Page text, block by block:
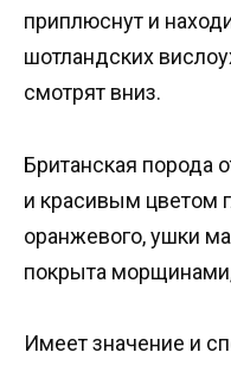
приплюснут и
шотландских
смотрят вниз.
Британская порода
и красивым цветом
оранжевого, ушки
покрыта
Имеет значение и